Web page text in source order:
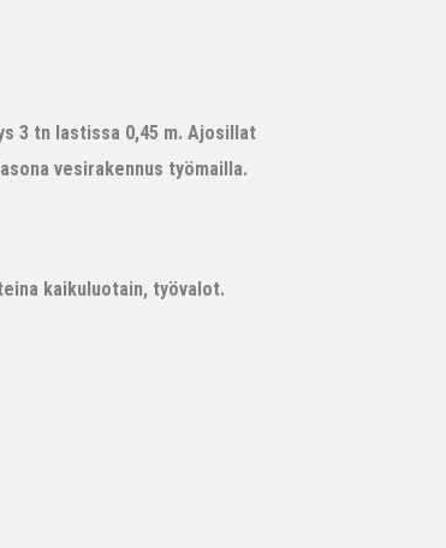
3 tn lastissa 0,45 m. Ajosillat
vesirakennus työmailla.
kaikuluotain, työvalot.